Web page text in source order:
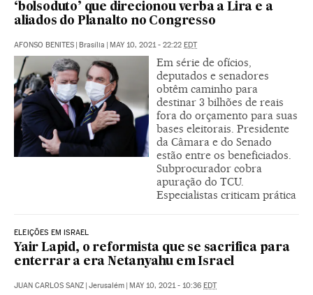
‘bolsoduto’ que direcionou verba a Lira e a
aliados do Planalto no Congresso
AFONSO BENITES | Brasília | MAY 10, 2021 - 22:22 EDT
Em série de ofícios,
deputados e senadores
obtêm caminho para
destinar 3 bilhões de reais
fora do orçamento para suas
bases eleitorais. Presidente
da Câmara e do Senado
estão entre os beneficiados.
Subprocurador cobra
apuração do TCU.
Especialistas criticam prática
ELEIÇÕES EM ISRAEL
Yair Lapid, o reformista que se sacrifica para
enterrar a era Netanyahu em Israel
JUAN CARLOS SANZ | Jerusalém | MAY 10, 2021 - 10:36 EDT